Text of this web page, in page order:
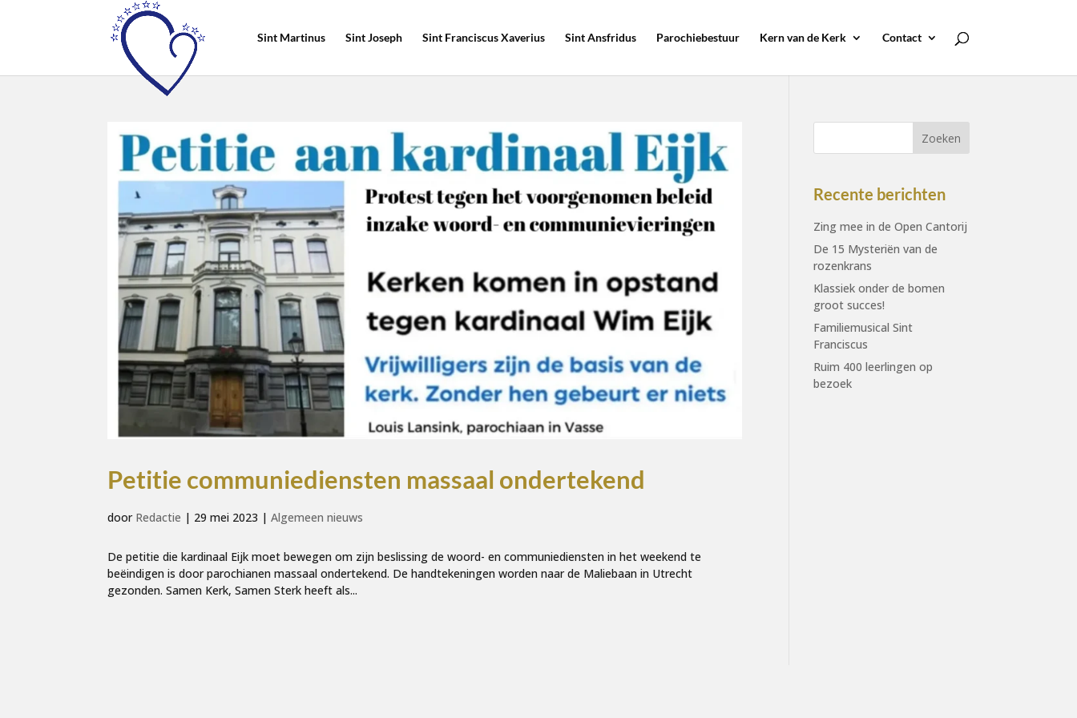
Sint Martinus Sint Joseph Sint Franciscus Xaverius Sint Ansfridus Parochiebestuur Kern van de Kerk Contact
Petitie communiediensten massaal ondertekend
door Redactie | 29 mei 2023 |Algemeen nieuws
De petitie die kardinaal Eijk moet bewegen om zijn beslissing de woord- en communiediensten in het weekend te
beëindigen is door parochianen massaal ondertekend. De handtekeningen worden naar de Maliebaan in Utrecht
gezonden. Samen Kerk, Samen Sterk heeft als...
Recente berichten
Zing mee in de Open Cantorij
De 15 Mysteriën van de
rozenkrans
Klassiek onder de bomen
groot succes!
Familiemusical Sint
Franciscus
Ruim 400 leerlingen op
bezoek